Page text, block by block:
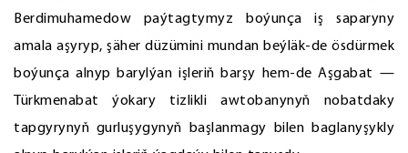
Berdimuhamedow paýtagtymyz boýunça iş saparyny
amala aşyryp, şäher düzümini mundan beýläk-de ösdürmek
boýunça alnyp barylýan işleriň barşy hem-de Aşgabat —
Türkmenabat ýokary tizlikli awtobanynyň nobatdaky
tapgyrynyň gurluşygynyň başlanmagy bilen baglanyşykly